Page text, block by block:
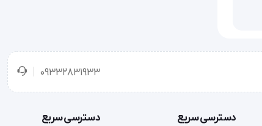
09332831933
دسترسی سریع دسترسی سریع